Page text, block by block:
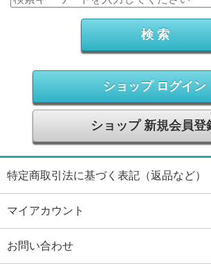
ショップ ログイン
ショップ 新規会員登
特定商取引法に基づく表記（返品など）
マイアカウント
お問い合わせ